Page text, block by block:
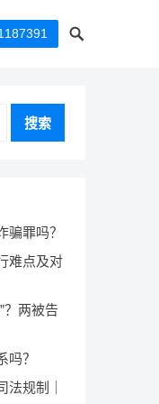
搜索
骗罪吗？
难点及对
？两被告
吗？
规制｜